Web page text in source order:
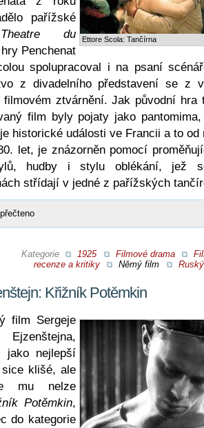
Ettore Scola: Tančírna
pařížské
du
Penchenat
spolupracoval i na psaní
z divadelního představení se z
ztvárnění. Jak původní hra
film byly pojaty jako
historické události ve Francii a to od
let, je znázorněn pomocí
hudby i stylu oblékání, jež
střídají v jedné z pařížských
Kategorie 1925 Filmové drama
recenze a kritiky
Němý film
Křižník Potěmkin
film Sergeje
jako nejlepší
klišé, ale
mu nelze
Potěmkin,
do kategorie